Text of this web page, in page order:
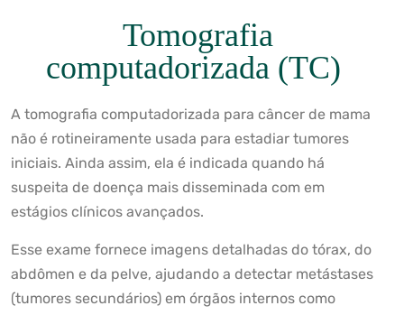
Tomografia
computadorizada (TC)
A tomografia computadorizada para câncer de mama
não é rotineiramente usada para estadiar tumores
iniciais. Ainda assim, ela é indicada quando há
suspeita de doença mais disseminada com em
estágios clínicos avançados.
Esse exame fornece imagens detalhadas do tórax, do
abdômen e da pelve, ajudando a detectar metástases
(tumores secundários) em órgãos internos como